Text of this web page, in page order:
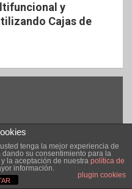
y
Cajas de
tenga la mejor experiencia de
su consentimiento para la
la aceptación de nuestra política de
información.
plugin cookies